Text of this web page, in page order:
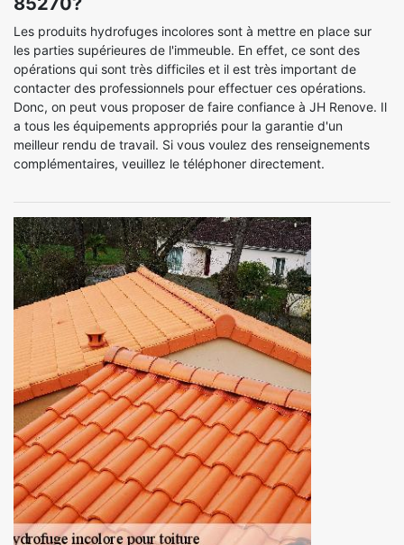
Les produits hydrofuges incolores sont à mettre en place sur
les parties supérieures de l'immeuble. En effet, ce sont des
opérations qui sont très difficiles et il est très important de
contacter des professionnels pour effectuer ces opérations.
Donc, on peut vous proposer de faire confiance à JH Renove. Il
a tous les équipements appropriés pour la garantie d'un
meilleur rendu de travail. Si vous voulez des renseignements
complémentaires, veuillez le téléphoner directement.